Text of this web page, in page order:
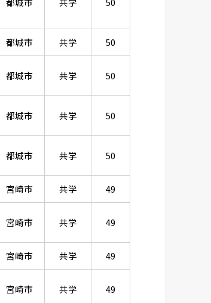
都城市 共学 50
都城市 共学 50
都城市 共学 50
都城市 共学 50
宮崎市 共学 49
宮崎市 共学 49
宮崎市 共学 49
宮崎市 共学 49